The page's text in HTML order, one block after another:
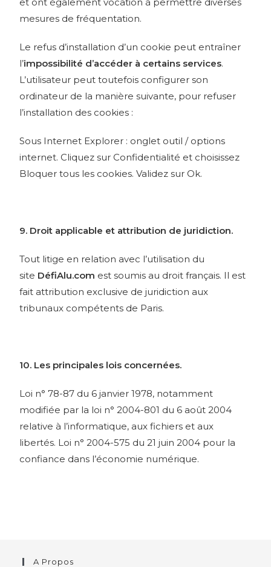
mesures de fréquentation.
Le refus d’installation d’un cookie peut entraîner
l’impossibilité d’accéder à certains services.
L’utilisateur peut toutefois configurer son
ordinateur de la manière suivante, pour refuser
l’installation des cookies :
Sous Internet Explorer : onglet outil / options
internet. Cliquez sur Confidentialité et choisissez
Bloquer tous les cookies. Validez sur Ok.
9. Droit applicable et attribution de juridiction.
Tout litige en relation avec l’utilisation du
site DéfiAlu.com est soumis au droit français. Il est
fait attribution exclusive de juridiction aux
tribunaux compétents de Paris.
10. Les principales lois concernées.
Loi n° 78-87 du 6 janvier 1978, notamment
modifiée par la loi n° 2004-801 du 6 août 2004
relative à l’informatique, aux fichiers et aux
libertés. Loi n° 2004-575 du 21 juin 2004 pour la
confiance dans l’économie numérique.
A Propos